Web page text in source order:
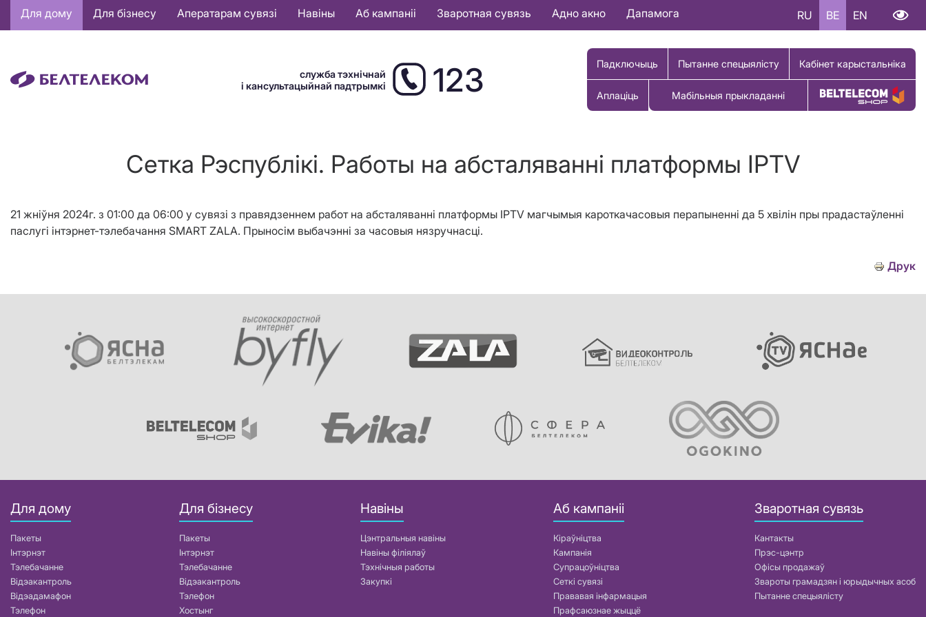
Основная
навигация
Для дому Для бізнесу Аператарам сувязі Навіны Аб кампаніі Зваротная сувязь Адно акно Дапамога RU BE EN
служба тэхнічнай
і кансультацыйнай падтрымкі
123 Падключыць Пытанне спецыялісту Кабінет карыстальніка
Аплаціць Мабільныя прыкладанні Купіць тавар
Сетка Рэспублікі. Работы на абсталяванні платформы IPTV
21 жніўня 2024г. з 01:00 да 06:00 у сувязі з правядзеннем работ на абсталяванні платформы IPTV магчымыя кароткачасовыя перапыненні да 5 хвілін пры прадастаўленні
паслугі інтэрнет-тэлебачання SMART ZALA. Прыносім выбачэнні за часовыя нязручнасці.
Друк
Для дому
Пакеты
Інтэрнэт
Тэлебачанне
Відэакантроль
Відэадамафон
Тэлефон
Для бізнесу
Пакеты
Інтэрнэт
Тэлебачанне
Відэакантроль
Тэлефон
Хостынг
Навіны
Цэнтральныя навіны
Навіны філіялаў
Тэхнічныя работы
Закупкі
Аб кампаніі
Кіраўніцтва
Кампанія
Супрацоўніцтва
Сеткі сувязі
Прававая інфармацыя
Прафсаюзнае жыццё
Зваротная сувязь
Кантакты
Прэс-цэнтр
Офісы продажаў
Звароты грамадзян і юрыдычных асоб
Пытанне спецыялісту